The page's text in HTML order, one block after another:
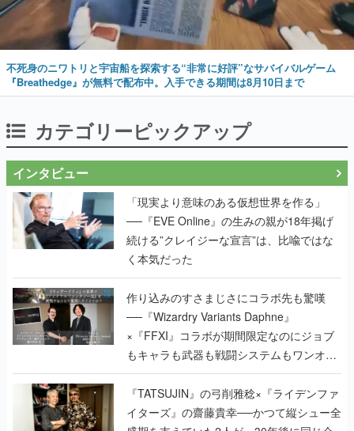
不死身のニワトリと宇宙船を探索する“非常に好評”なサバイバルゲーム
『Breathedge』が無料で配布中。入手できる期間は8月10日まで
カテゴリーピックアップ
インタビュー
「現実より意味のある仮想世界を作る」
──『EVE Online』の生みの親が18年掲げ
続ける”クレイジーな宣言”は、比喩ではな
く本気だった
作り込みのすさまじさにコラボ先も驚嘆
──『Wizardry Variants Daphne』
×『FFXI』コラボが期間限定なのにジョブ
もキャラも武器も戦闘システムもワンオフ
で作り込まれた理由を両ディレクターに聞
く
『TATSUJIN』の弓削雅稔×『ライデンファ
イターズ』の齋藤貴幸──かつて縦シュー全